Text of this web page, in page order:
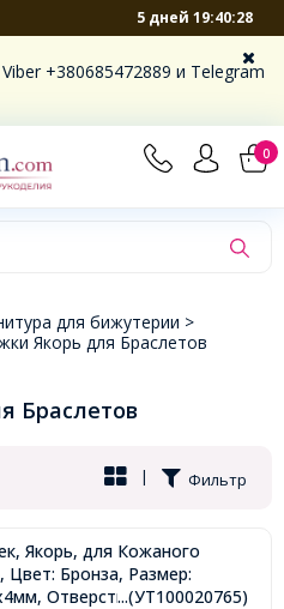
5 дней 19:40:27
+380685472889 и Telegram
0
×
для бижутерии >
Якорь для Браслетов
Браслетов
Фильтр
|
Якорь, для Кожаного
Цвет: Бронза, Размер:
Отверстие: 5х4мм,
...(УТ100020765)